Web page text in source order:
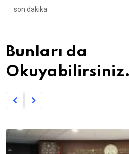
son dakika
Bunları da
Okuyabilirsiniz.